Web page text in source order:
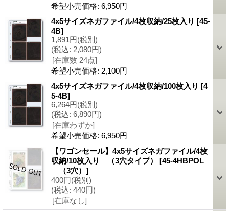
希望小売価格: 6,950円
4x5サイズネガファイル/4枚収納/25枚入り [45-
4B]
1,891円(税別)
(税込: 2,080円)
[在庫数 24点]
希望小売価格: 2,100円
4x5サイズネガファイル/4枚収納/100枚入り [4
5-4B]
6,264円(税別)
(税込: 6,890円)
[在庫わずか]
希望小売価格: 6,950円
【ワゴンセール】4x5サイズネガファイル/4枚
収納/10枚入り （3穴タイプ） [45-4HBPOL
（3穴）]
400円(税別)
(税込: 440円)
[在庫なし]